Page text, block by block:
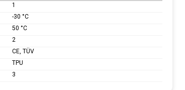
1
-30 °C
50 °C
2
CE, TÜV
TPU
3